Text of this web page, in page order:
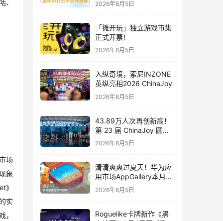
、
场
象
》
实
，
2026年8月5日
「摊开玩」独立游戏市集
正式开票！
2026年8月5日
入纵奇境，索尼INZONE
英纵亮相2026 ChinaJoy
2026年8月5日
43.89万人次再创新高！
第 23 届 ChinaJoy 圆满
落幕：感谢有你，共赴这
2026年8月5日
清清爽爽过夏天！华为应
用市场AppGallery本月最
佳上新，款款提升幸福感
2026年8月5日
Roguelike卡牌新作《黑